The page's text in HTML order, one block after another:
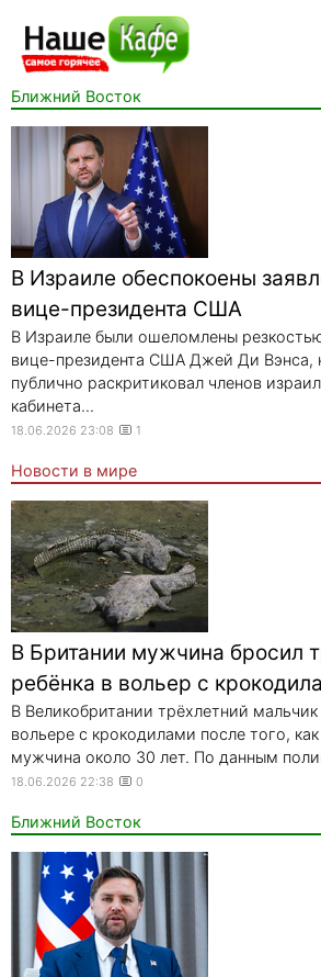
Ближний Восток
В Израиле обеспокоены
вице-президента США
В Израиле были ошеломлены
вице-президента США Джей Ди Вэнса,
публично раскритиковал членов
кабинета...
18.06.2026 23:08 1
Новости в мире
В Британии мужчина бросил
ребёнка в вольер с
В Великобритании трёхлетний мальчик
вольере с крокодилами после того,
мужчина около 30 лет. По данным
18.06.2026 22:38 0
Ближний Восток